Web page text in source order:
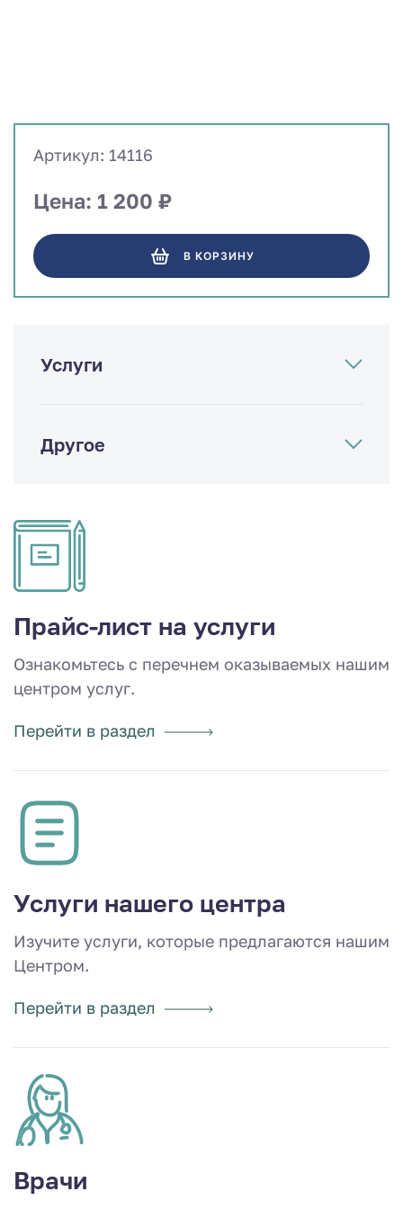
Услуги
Другое
Артикул: 14116
Цена: 1 200 ₽
В КОРЗИНУ
Прайс-лист на услуги
Ознакомьтесь с перечнем оказываемых нашим
центром услуг.
Перейти в раздел
Услуги нашего центра
Изучите услуги, которые предлагаются нашим
Центром.
Перейти в раздел
Врачи